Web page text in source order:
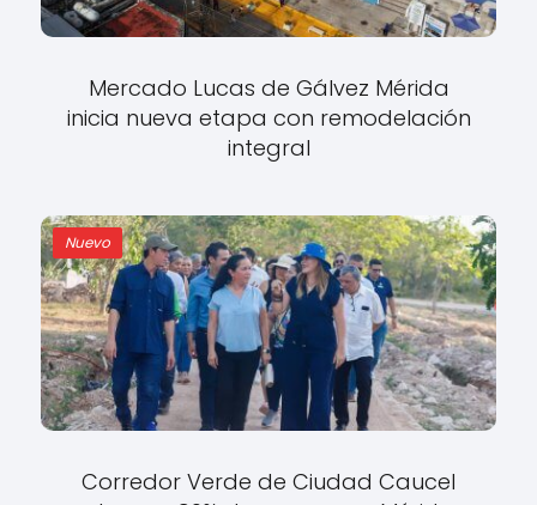
Mercado Lucas de Gálvez Mérida
inicia nueva etapa con remodelación
integral
Nuevo
Corredor Verde de Ciudad Caucel